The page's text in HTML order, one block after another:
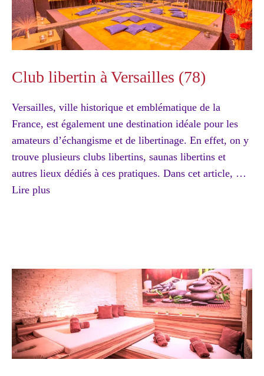
Club libertin à Versailles (78)
Versailles, ville historique et emblématique de la
France, est également une destination idéale pour les
amateurs d’échangisme et de libertinage. En effet, on y
trouve plusieurs clubs libertins, saunas libertins et
autres lieux dédiés à ces pratiques. Dans cet article, …
Lire plus